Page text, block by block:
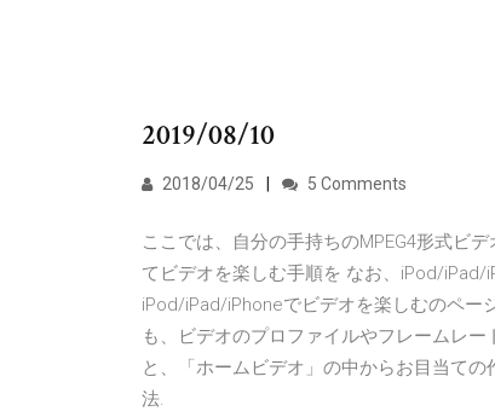
2019/08/10
2018/04/25 5 Comments
ここでは、自分の手持ちのMPEG4形式ビ
てビデオを楽しむ手順を なお、iPod/iPad/
iPod/iPad/iPhoneでビデオを楽しむのペー
も、ビデオのプロファイルやフレームレ
と、「ホームビデオ」の中からお目当て
法.